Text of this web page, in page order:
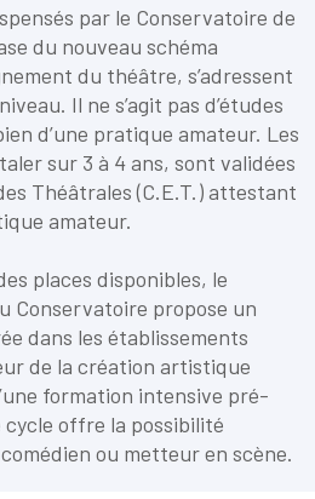
par le Conservatoire de
du nouveau schéma
du théâtre, s’adressent
Il ne s’agit pas d’études
d’une pratique amateur. Les
sur 3 à 4 ans, sont validées
Théâtrales (C.E.T.) attestant
amateur.
places disponibles, le
Conservatoire propose un
dans les établissements
de la création artistique
formation intensive pré-
offre la possibilité
ou metteur en scène.